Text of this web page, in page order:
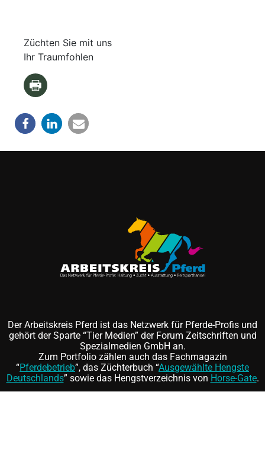
Züchten Sie mit uns
Ihr Traumfohlen
Der Arbeitskreis Pferd ist das Netzwerk für Pferde-Profis und
gehört der Sparte “Tier Medien” der Forum Zeitschriften und
Spezialmedien GmbH an.
Zum Portfolio zählen auch das Fachmagazin
“Pferdebetrieb”, das Züchterbuch “Ausgewählte Hengste
Deutschlands” sowie das Hengstverzeichnis von Horse-Gate.